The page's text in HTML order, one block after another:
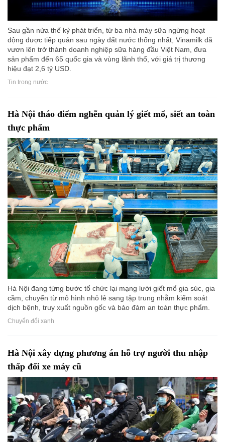
Sau gần nửa thế kỷ phát triển, từ ba nhà máy sữa ngừng hoạt
động được tiếp quản sau ngày đất nước thống nhất, Vinamilk đã
vươn lên trở thành doanh nghiệp sữa hàng đầu Việt Nam, đưa
sản phẩm đến 65 quốc gia và vùng lãnh thổ, với giá trị thương
hiệu đạt 2,6 tỷ USD.
Tin trong nước
Hà Nội tháo điểm nghẽn quản lý giết mổ, siết an toàn
thực phẩm
Hà Nội đang từng bước tổ chức lại mạng lưới giết mổ gia súc, gia
cầm, chuyển từ mô hình nhỏ lẻ sang tập trung nhằm kiểm soát
dịch bệnh, truy xuất nguồn gốc và bảo đảm an toàn thực phẩm.
Chuyển đổi xanh
Hà Nội xây dựng phương án hỗ trợ người thu nhập
thấp đổi xe máy cũ